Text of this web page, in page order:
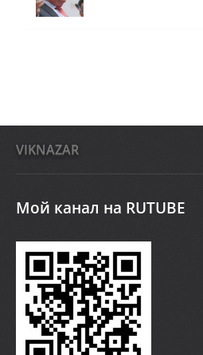
VIKNAZAR
Мой канал на RUTUBE